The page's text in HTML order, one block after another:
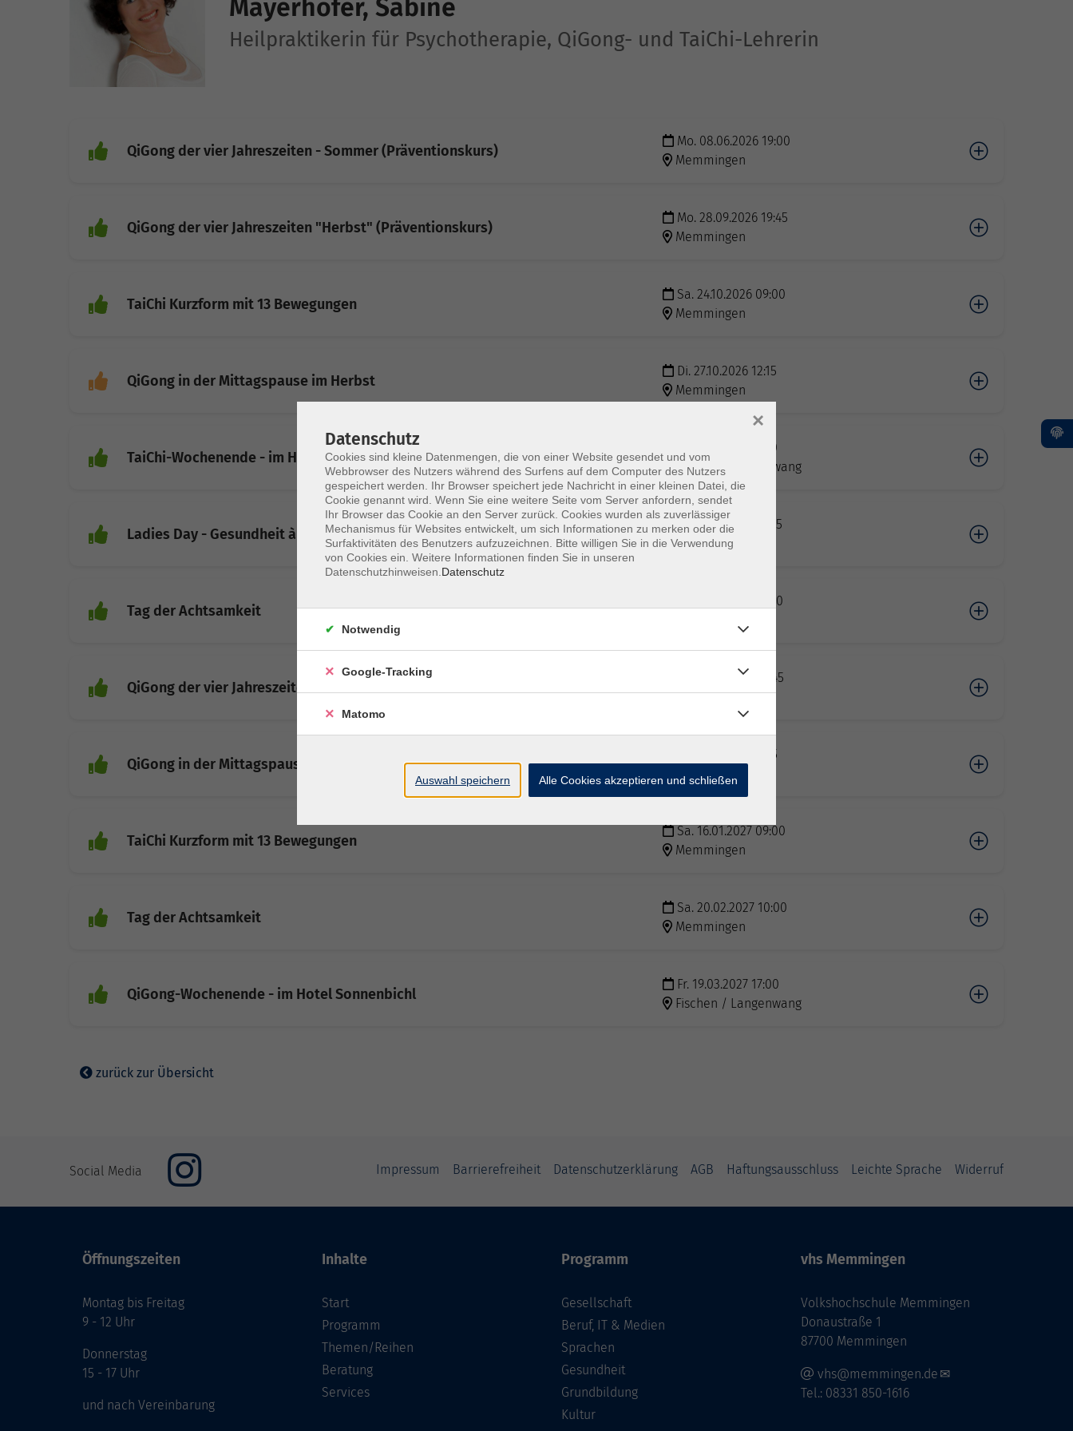
Mayerhofer, Sabine
Heilpraktikerin für Psychotherapie, QiGong- und TaiChi-Lehrerin
QiGong der vier Jahreszeiten - Sommer (Präventionskurs)
Mo. 08.06.2026 19:00
Memmingen
QiGong der vier Jahreszeiten "Herbst" (Präventionskurs)
Mo. 28.09.2026 19:45
Memmingen
TaiChi Kurzform mit 13 Bewegungen
Sa. 24.10.2026 09:00
Memmingen
QiGong in der Mittagspause im Herbst
Di. 27.10.2026 12:15
Memmingen
TaiChi-Wochenende - im Hotel Sonnenbichl
Fr. 06.11.2026 17:00
Fischen / Langenwang
Ladies Day - Gesundheit à la carte
Sa. 14.11.2026 08:45
Memmingen
Tag der Achtsamkeit
Sa. 12.12.2026 10:00
QiGong der vier Jahreszeiten "Winter" (Präventionskurs)
Mo. 11.01.2027 19:45
Memmingen
QiGong in der Mittagspause im Winter
Di. 12.01.2027 12:15
Memmingen
TaiChi Kurzform mit 13 Bewegungen
Sa. 16.01.2027 09:00
Memmingen
Tag der Achtsamkeit
Sa. 20.02.2027 10:00
Memmingen
QiGong-Wochenende - im Hotel Sonnenbichl
Fr. 19.03.2027 17:00
Fischen / Langenwang
zurück zur Übersicht
Social Media Impressum Barrierefreiheit Datenschutzerklärung AGB Haftungsausschluss Leichte Sprache Widerruf
Öffnungszeiten
Montag bis Freitag
9 - 12 Uhr
Donnerstag
15 - 17 Uhr
und nach Vereinbarung
Inhalte
Start
Programm
Themen/Reihen
Beratung
Services
Programm
Gesellschaft
Beruf, IT & Medien
Sprachen
Gesundheit
Grundbildung
Kultur
vhs Memmingen
Volkshochschule Memmingen
Donaustraße 1
87700 Memmingen
vhs@memmingen.de
Tel.: 08331 850-1616
Datenschutz
Cookies sind kleine Datenmengen, die von einer Website gesendet und vom
Webbrowser des Nutzers während des Surfens auf dem Computer des Nutzers
gespeichert werden. Ihr Browser speichert jede Nachricht in einer kleinen Datei, die
Cookie genannt wird. Wenn Sie eine weitere Seite vom Server anfordern, sendet
Ihr Browser das Cookie an den Server zurück. Cookies wurden als zuverlässiger
Mechanismus für Websites entwickelt, um sich Informationen zu merken oder die
Surfaktivitäten des Benutzers aufzuzeichnen. Bitte willigen Sie in die Verwendung
von Cookies ein. Weitere Informationen finden Sie in unseren
Datenschutzhinweisen. Datenschutz
×
Notwendig
Google-Tracking
Matomo
Auswahl speichern Alle Cookies akzeptieren und schließen